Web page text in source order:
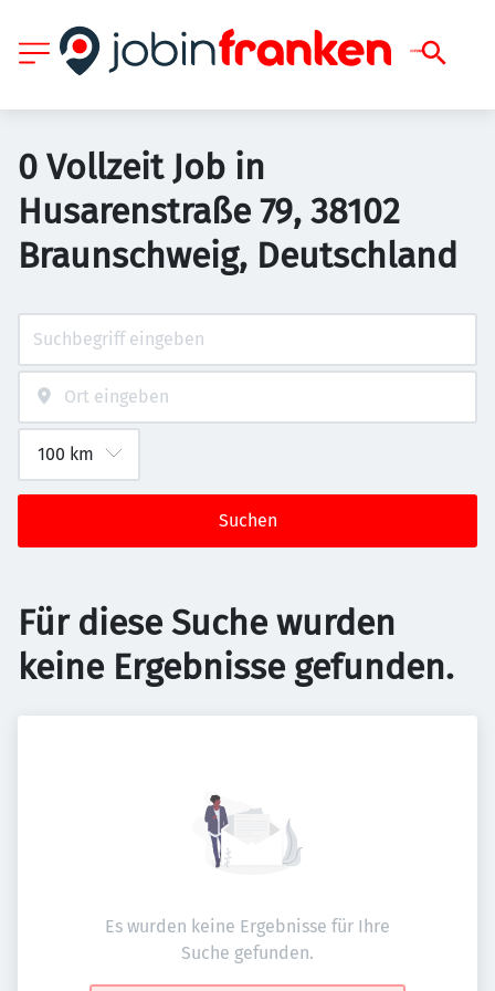
0 Vollzeit Job in
Husarenstraße 79, 38102
Braunschweig, Deutschland
Suchen
Für diese Suche wurden
keine Ergebnisse gefunden.
Es wurden keine Ergebnisse für Ihre
Suche gefunden.